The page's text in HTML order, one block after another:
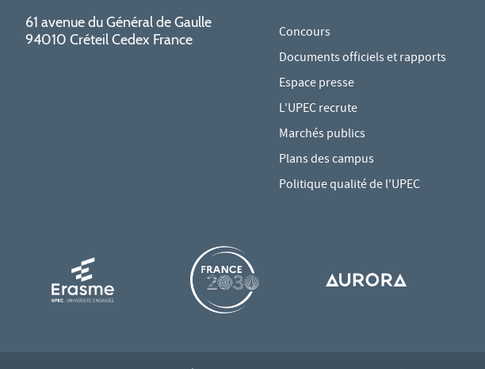
61 avenue du Général de Gaulle
94010 Créteil Cedex France
Concours
Documents officiels et rapports
Espace presse
L'UPEC recrute
Marchés publics
Plans des campus
Politique qualité de l'UPEC